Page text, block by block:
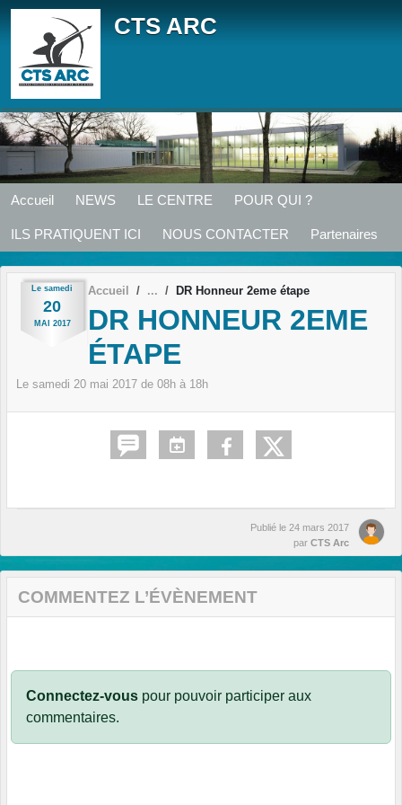
CTS ARC
Accueil NEWS LE CENTRE POUR QUI ?
ILS PRATIQUENT ICI NOUS CONTACTER Partenaires
Le samedi
20
MAI 2017
Accueil DR Honneur 2eme étape
DR HONNEUR 2EME
ÉTAPE
Le samedi 20 mai 2017 de 08h à 18h
Publié le 24 mars 2017
par CTS Arc
COMMENTEZ L’ÉVÈNEMENT
Connectez-vous pour pouvoir participer aux
commentaires.
Panneau de gestion des cookies